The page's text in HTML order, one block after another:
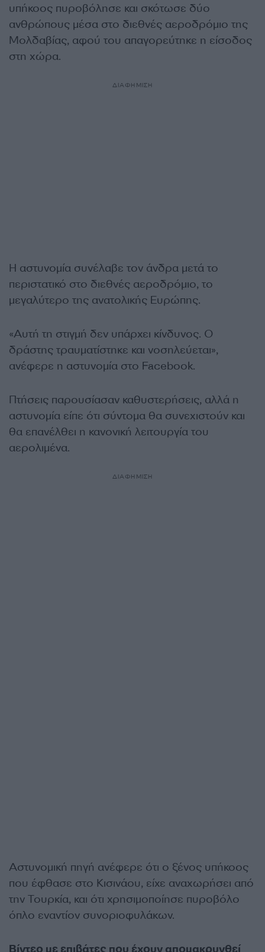
υπήκοος πυροβόλησε και σκότωσε δύο
ανθρώπους μέσα στο διεθνές αεροδρόμιο της
Μολδαβίας, αφού του απαγορεύτηκε η είσοδος
στη χώρα.
ΔΙΑΦΗΜΙΣΗ
Η αστυνομία συνέλαβε τον άνδρα μετά το
περιστατικό στο διεθνές αεροδρόμιο, το
μεγαλύτερο της ανατολικής Ευρώπης.
«Αυτή τη στιγμή δεν υπάρχει κίνδυνος. Ο
δράστης τραυματίστηκε και νοσηλεύεται»,
ανέφερε η αστυνομία στο Facebook.
Πτήσεις παρουσίασαν καθυστερήσεις, αλλά η
αστυνομία είπε ότι σύντομα θα συνεχιστούν και
θα επανέλθει η κανονική λειτουργία του
αερολιμένα.
ΔΙΑΦΗΜΙΣΗ
Αστυνομική πηγή ανέφερε ότι ο ξένος υπήκοος
που έφθασε στο Κισινάου, είχε αναχωρήσει από
την Τουρκία, και ότι χρησιμοποίησε πυροβόλο
όπλο εναντίον συνοριοφυλάκων.
Βίντεο με επιβάτες που έχουν απομακρυνθεί